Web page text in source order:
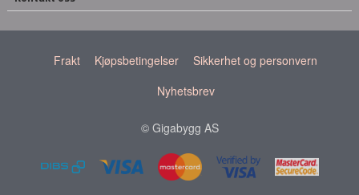
Frakt Kjøpsbetingelser
Sikkerhet og personvern
Nyhetsbrev
© Gigabygg AS